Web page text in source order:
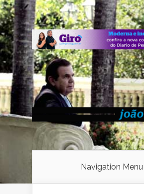
Navigation Menu